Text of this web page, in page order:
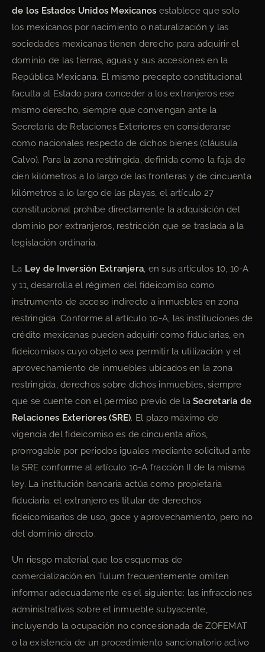
de los Estados Unidos Mexicanos establece que solo
los mexicanos por nacimiento o naturalización y las
sociedades mexicanas tienen derecho para adquirir el
dominio de las tierras, aguas y sus accesiones en la
República Mexicana. El mismo precepto constitucional
faculta al Estado para conceder a los extranjeros ese
mismo derecho, siempre que convengan ante la
Secretaría de Relaciones Exteriores en considerarse
como nacionales respecto de dichos bienes (cláusula
Calvo). Para la zona restringida, definida como la faja de
cien kilómetros a lo largo de las fronteras y de cincuenta
kilómetros a lo largo de las playas, el artículo 27
constitucional prohíbe directamente la adquisición del
dominio por extranjeros, restricción que se traslada a la
legislación ordinaria.
La Ley de Inversión Extranjera, en sus artículos 10, 10-A
y 11, desarrolla el régimen del fideicomiso como
instrumento de acceso indirecto a inmuebles en zona
restringida. Conforme al artículo 10-A, las instituciones de
crédito mexicanas pueden adquirir como fiduciarias, en
fideicomisos cuyo objeto sea permitir la utilización y el
aprovechamiento de inmuebles ubicados en la zona
restringida, derechos sobre dichos inmuebles, siempre
que se cuente con el permiso previo de laSecretaría de
Relaciones Exteriores (SRE). El plazo máximo de
vigencia del fideicomiso es de cincuenta años,
prorrogable por periodos iguales mediante solicitud ante
la SRE conforme al artículo 10-A fracción II de la misma
ley. La institución bancaria actúa como propietaria
fiduciaria; el extranjero es titular de derechos
fideicomisarios de uso, goce y aprovechamiento, pero no
del dominio directo.
Un riesgo material que los esquemas de
comercialización en Tulum frecuentemente omiten
informar adecuadamente es el siguiente: las infracciones
administrativas sobre el inmueble subyacente,
incluyendo la ocupación no concesionada de ZOFEMAT
o la existencia de un procedimiento sancionatorio activo